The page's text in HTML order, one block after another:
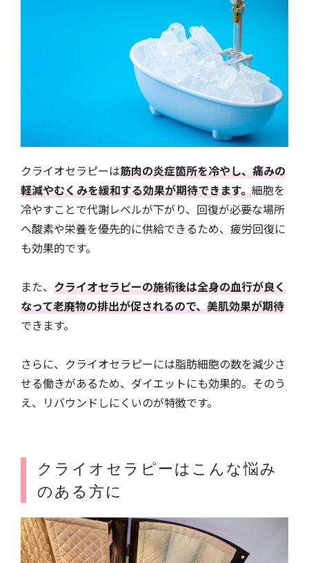
クライオセラピーは筋肉の炎症箇所を冷やし、痛みの
軽減やむくみを緩和する効果が期待できます。細胞を
冷やすことで代謝レベルが下がり、回復が必要な場所
へ酸素や栄養を優先的に供給できるため、疲労回復に
も効果的です。
また、 クライオセラピーの施術後は全身の血行が良く
なって老廃物の排出が促されるので、美肌効果が期待
できます。
さらに、クライオセラピーには脂肪細胞の数を減少さ
せる働きがあるため、ダイエットにも効果的。そのう
え、リバウンドしにくいのが特徴です。
クライオセラピーはこんな悩み
のある方に